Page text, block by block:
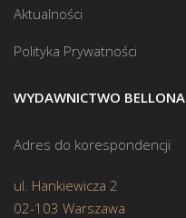
Aktualności
Polityka Prywatności
WYDAWNICTWO BELLONA
Adres do korespondencji
ul. Hankiewicza 2
02-103 Warszawa